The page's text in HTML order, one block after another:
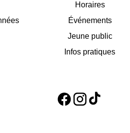
Horaires
Événements
Jeune public
Infos pratiques